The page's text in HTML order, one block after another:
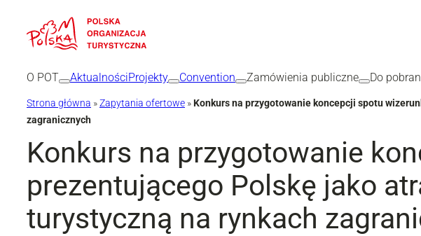
O POT AktualnościProjekty Convention Zamówienia publiczne Do
Strona główna »Zapytania ofertowe »Konkurs na przygotowanie koncepcji spotu
zagranicznych
Konkurs na przygotowanie
prezentującego Polskę jako
turystyczną na rynkach